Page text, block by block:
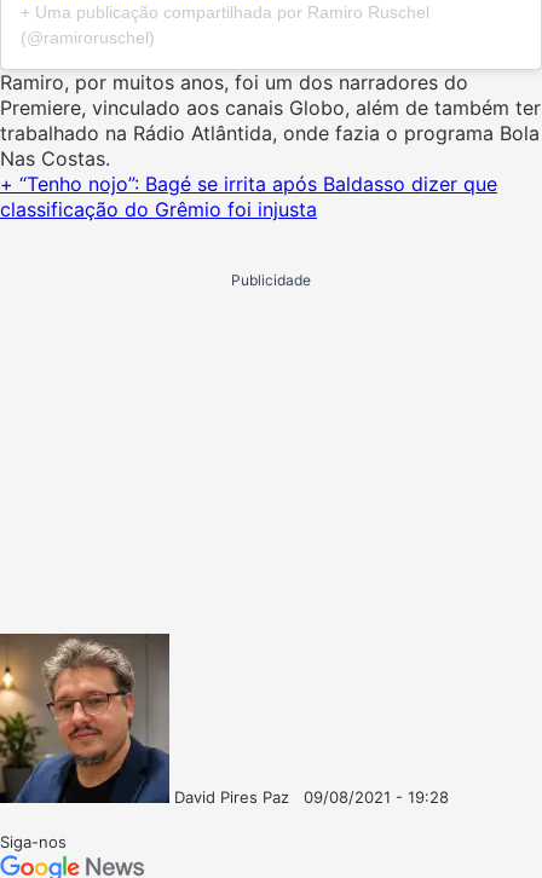
+ Uma publicação compartilhada por Ramiro Ruschel
(@ramiroruschel)
Ramiro, por muitos anos, foi um dos narradores do
Premiere, vinculado aos canais Globo, além de também ter
trabalhado na Rádio Atlântida, onde fazia o programa Bola
Nas Costas.
+ “Tenho nojo”: Bagé se irrita após Baldasso dizer que
classificação do Grêmio foi injusta
Publicidade
David Pires Paz
09/08/2021 - 19:28
Siga-nos